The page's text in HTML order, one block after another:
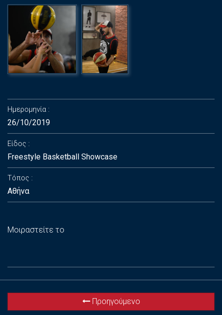
Ημερομηνία
26/10/2019
Είδος
Freestyle Basketball Showcase
Τόπος
Αθήνα
Μοιραστείτε το
Προηγούμενο